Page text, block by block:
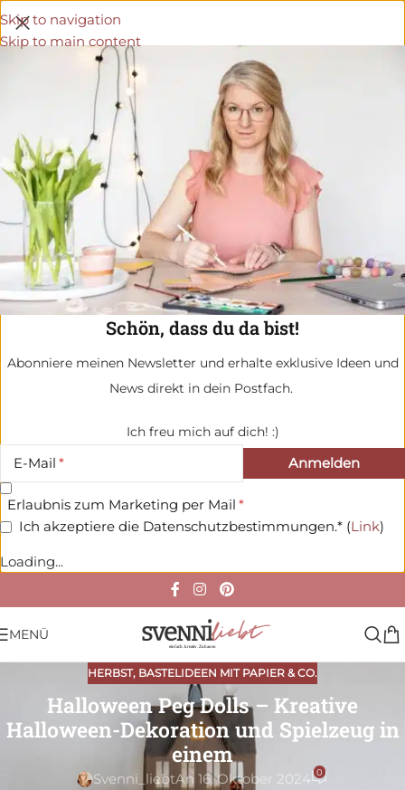
Schön, dass du da bist!
Abonniere meinen Newsletter und erhalte exklusive Ideen und
News direkt in dein Postfach.
Ich freu mich auf dich! :)
E-Mail
Erlaubnis zum Marketing per Mail
Ich akzeptiere die Datenschutzbestimmungen.* (Link)
Loading...
Skip to navigation
Skip to main content
MENÜ
HERBST, BASTELIDEEN MIT PAPIER & CO.
Halloween Peg Dolls – Kreative
Halloween-Dekoration und Spielzeug in
einem
Svenni_liebtAn 16. Oktober 2024 0